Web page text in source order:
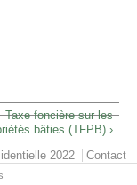
Taxe foncière sur les
bâties (TFPB) ›
2022 Contact